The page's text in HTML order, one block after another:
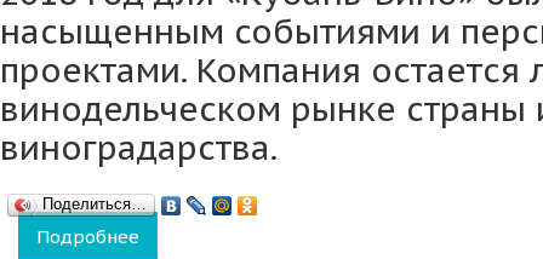
насыщенным событиями и
проектами. Компания остается
винодельческом рынке страны
виноградарства.
Поделиться…
Подробнее